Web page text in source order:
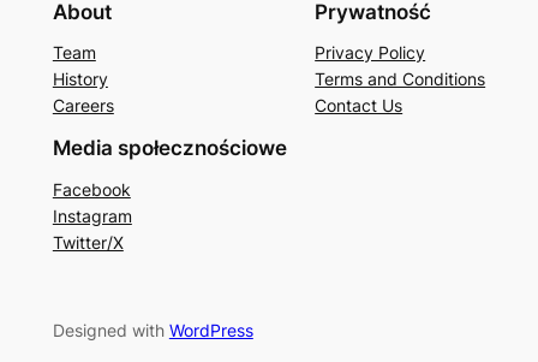
About
Team
History
Careers
Prywatność
Privacy Policy
Terms and Conditions
Contact Us
Media społecznościowe
Facebook
Instagram
Twitter/X
Designed with WordPress